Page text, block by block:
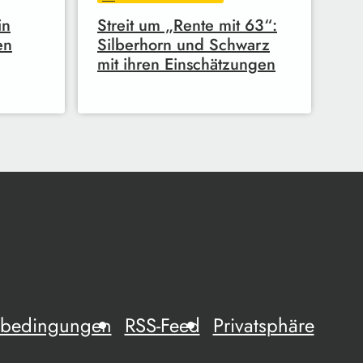
Streit um „Rente mit 63“:
Silberhorn und Schwarz
mit ihren Einschätzungen
RSS-Feed Privatsphäre